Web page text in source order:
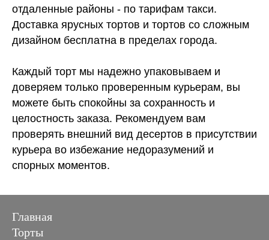
отдаленные районы - по тарифам такси.
Доставка ярусных тортов и тортов со сложным
дизайном бесплатна в пределах города.
Каждый торт мы надежно упаковываем и
доверяем только проверенным курьерам, вы
можете быть спокойны за сохранность и
целостность заказа. Рекомендуем вам
проверять внешний вид десертов в присутствии
курьера во избежание недоразумений и
спорных моментов.
Главная
Торты